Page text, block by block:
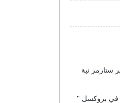
ستارمر نية
في بروكسل "